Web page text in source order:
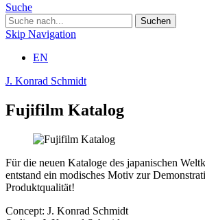
Suche
Skip Navigation
EN
J. Konrad Schmidt
Fujifilm Katalog
Für die neuen Kataloge des japanischen
entstand ein modisches Motiv zur
Produktqualität!
Concept: J. Konrad Schmidt